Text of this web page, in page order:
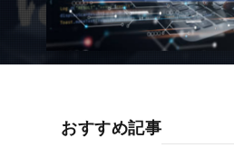
おすすめ記事